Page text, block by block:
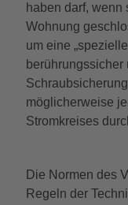
haben darf, wenn
Wohnung
um eine
berührungssicher
möglicherweise
Stromkreises
Die Normen des
Regeln der